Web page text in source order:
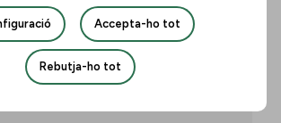
Uneix-te
Accepta-ho tot
Rebutja-ho tot